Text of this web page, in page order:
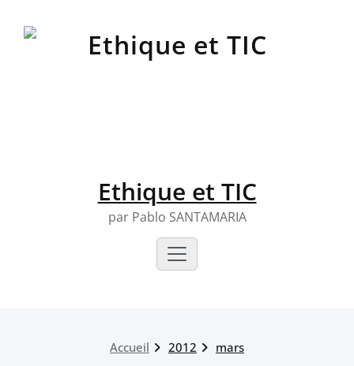
Ethique et TIC
par Pablo SANTAMARIA
Accueil 2012 mars